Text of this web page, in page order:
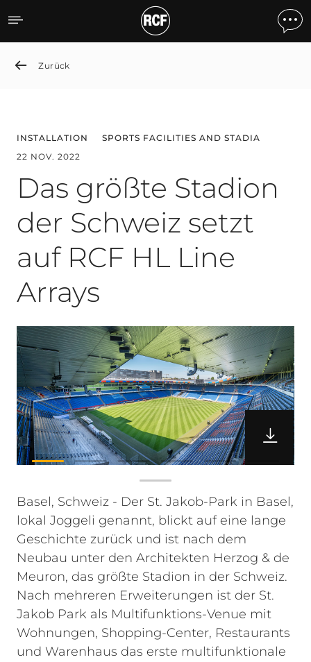
Das größte Stadion der
Zurück
INSTALLATION
SPORTS FACILITIES AND STADIA
22 NOV. 2022
Das größte Stadion
der Schweiz setzt
auf RCF HL Line
Arrays
Basel, Schweiz - Der St. Jakob-Park in Basel,
lokal Joggeli genannt, blickt auf eine lange
Geschichte zurück und ist nach dem
Neubau unter den Architekten Herzog & de
Meuron, das größte Stadion in der Schweiz.
Nach mehreren Erweiterungen ist der St.
Jakob Park als Multifunktions-Venue mit
Wohnungen, Shopping-Center, Restaurants
und Warenhaus das erste multifunktionale